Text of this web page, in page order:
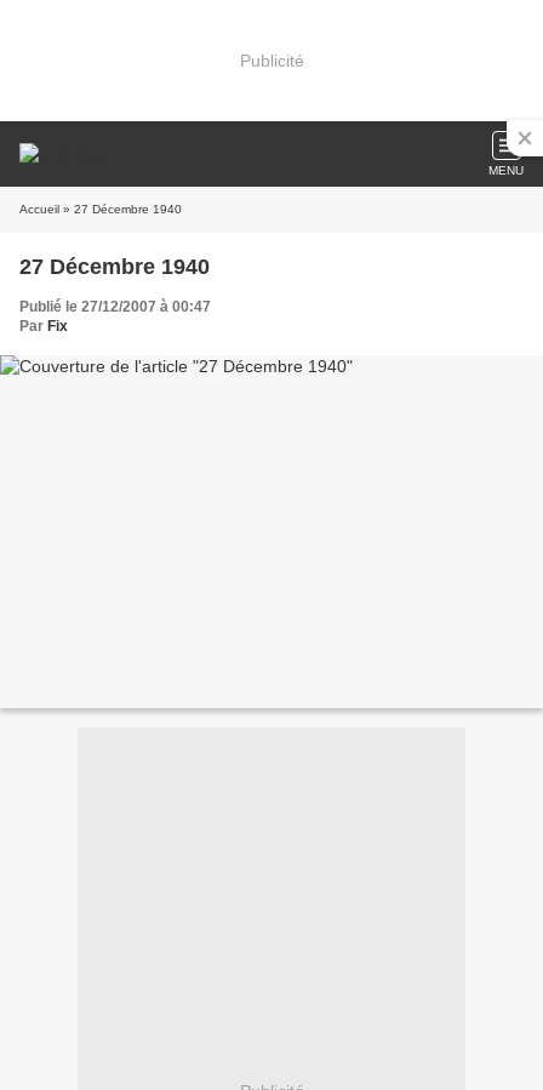
Publicité
MENU
Accueil » 27 Décembre 1940
27 Décembre 1940
Publié le 27/12/2007 à 00:47
Par Fix